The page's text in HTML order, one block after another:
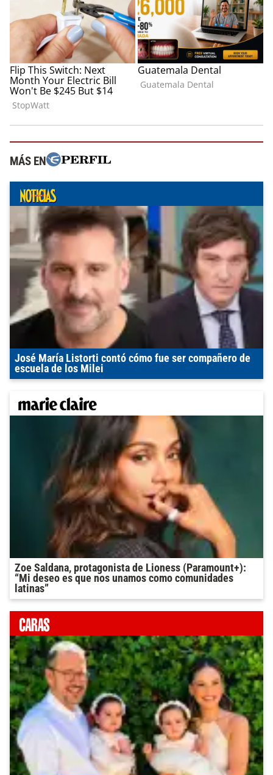
MÁS EN
José María Listorti contó cómo fue ser compañero de
escuela de los Milei
Zoe Saldana, protagonista de Lioness (Paramount+):
“Mi deseo es que nos unamos como comunidades
latinas”